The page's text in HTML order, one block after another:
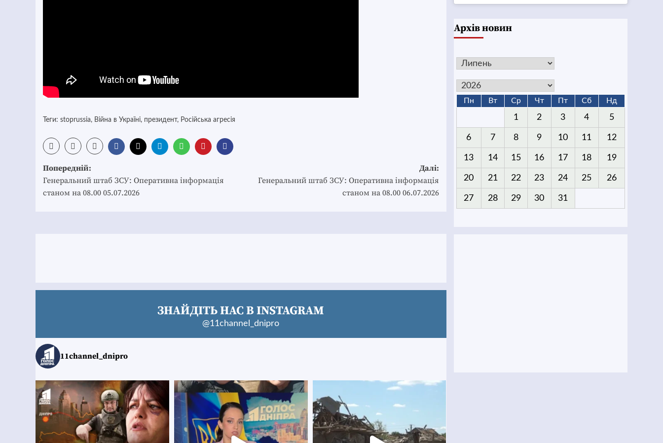
Теги: stoprussia, Війна в Україні, президент, Російська агресія
Post
navigation
Попередній:
Генеральний штаб ЗСУ: Оперативна інформація
станом на 08.00 05.07.2026
Далі:
Генеральний штаб ЗСУ: Оперативна інформація
станом на 08.00 06.07.2026
ЗНАЙДІТЬ НАС В INSTAGRAM
@11channel_dnipro
11channel_dnipro
Архів новин
Пн Вт Ср Чт Пт Сб Нд
1 2 3 4 5
6 7 8 9 10 11 12
13 14 15 16 17 18 19
20 21 22 23 24 25 26
27 28 29 30 31